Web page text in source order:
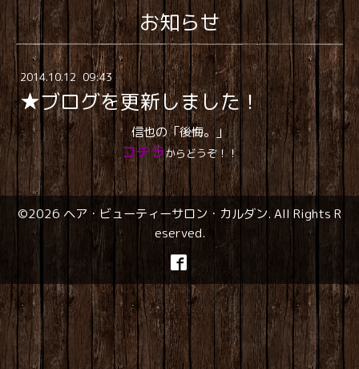
お知らせ
2014.10.12 09:43
★ブログを更新しました！
信也の「後悔。」
コチラからどうぞ！！
©2026ヘア・ビューティーサロン・カルダン. All Rights R
eserved.